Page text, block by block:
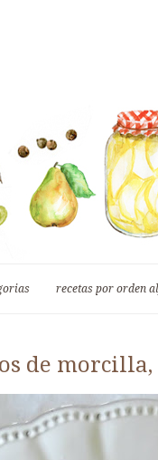
recetas por orden
de